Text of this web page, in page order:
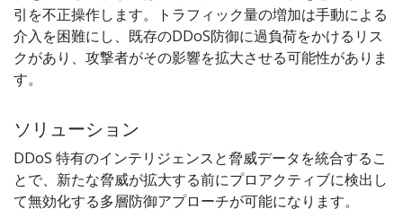
引を不正操作します。トラフィック量の増加は手動による
介入を困難にし、既存のDDoS防御に過負荷をかけるリス
クがあり、攻撃者がその影響を拡大させる可能性がありま
す。
ソリューション
DDoS 特有のインテリジェンスと脅威データを統合するこ
とで、新たな脅威が拡大する前にプロアクティブに検出し
て無効化する多層防御アプローチが可能になります。